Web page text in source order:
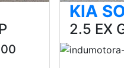
KIA
2.5 EX